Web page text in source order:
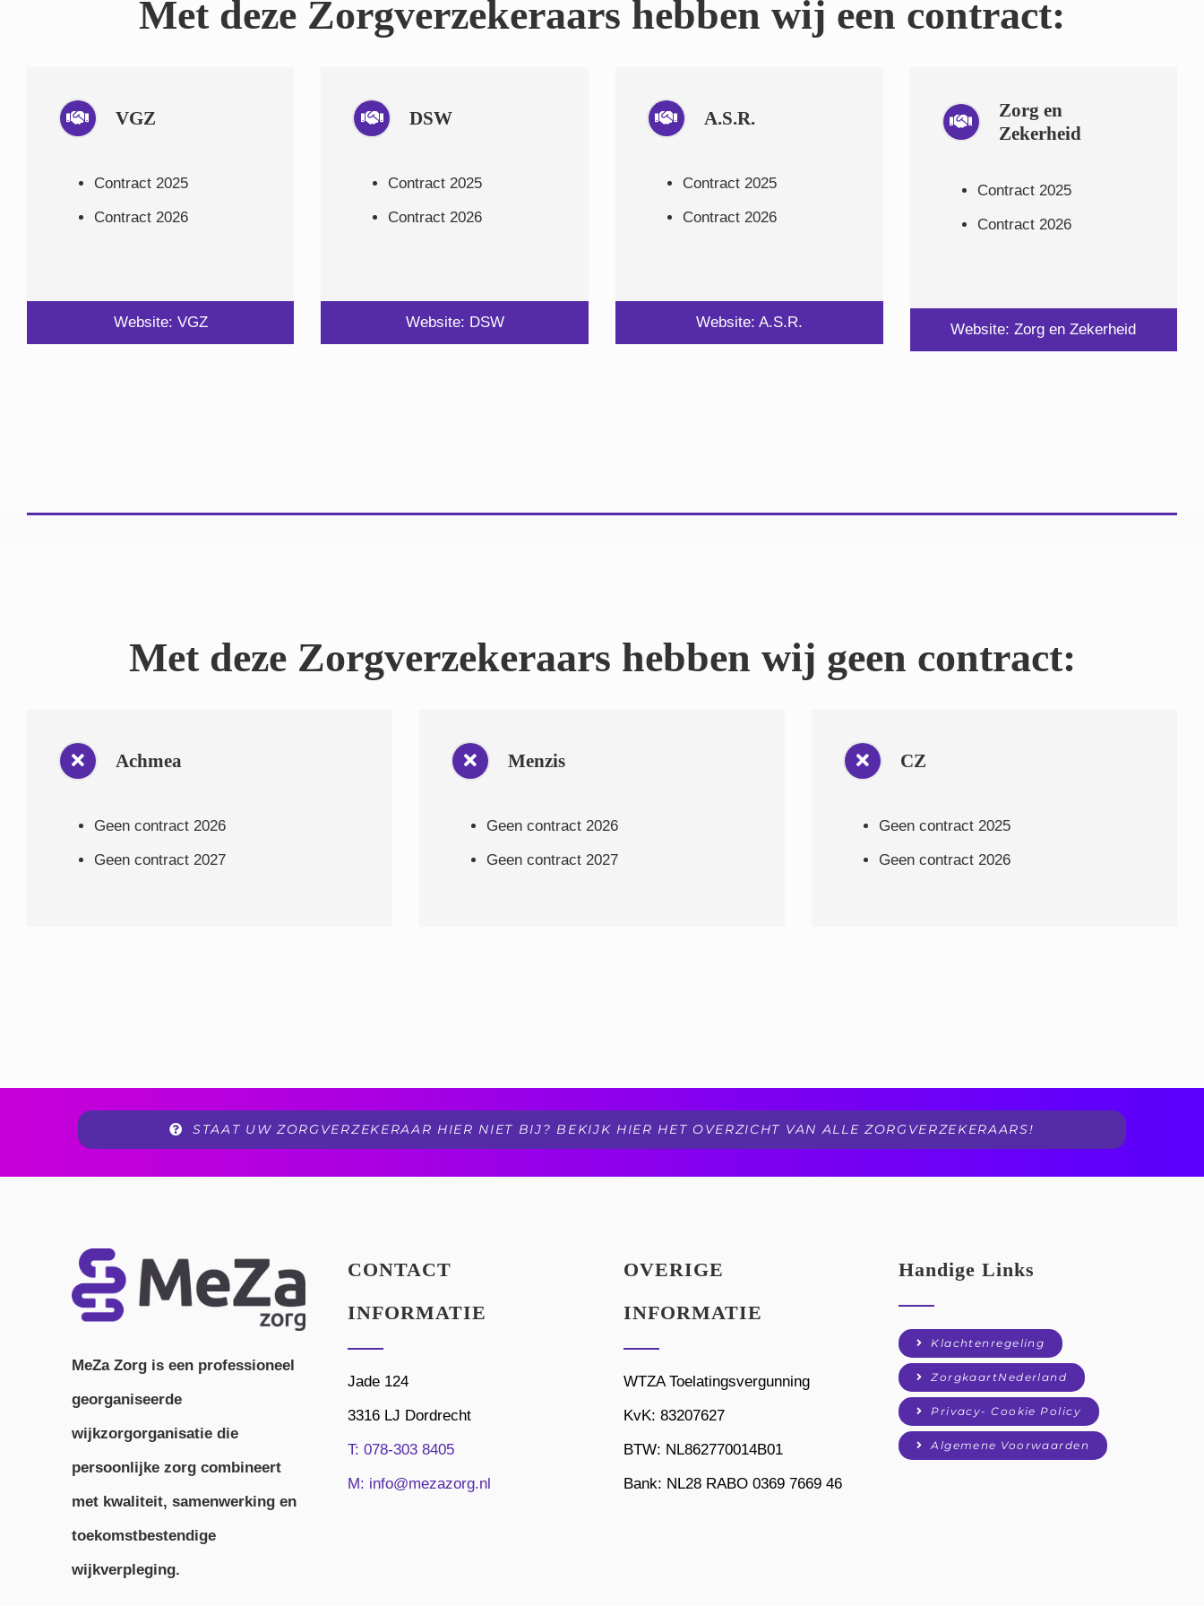
Met deze Zorgverzekeraars hebben wij een contract:
VGZ
Contract 2025
Contract 2026
Website: VGZ
DSW
Contract 2025
Contract 2026
Website: DSW
A.S.R.
Contract 2025
Contract 2026
Website: A.S.R.
Zorg en
Zekerheid
Contract 2025
Contract 2026
Website: Zorg en Zekerheid
Met deze Zorgverzekeraars hebben wij geen contract:
Achmea
Geen contract 2026
Geen contract 2027
Menzis
Geen contract 2026
Geen contract 2027
CZ
Geen contract 2025
Geen contract 2026
STAAT UW ZORGVERZEKERAAR HIER NIET BIJ? BEKIJK HIER HET OVERZICHT VAN ALLE ZORGVERZEKERAARS!
MeZa Zorg is een professioneel
georganiseerde
wijkzorgorganisatie die
persoonlijke zorg combineert
met kwaliteit, samenwerking en
toekomstbestendige
wijkverpleging.
CONTACT
INFORMATIE
Jade 124
3316 LJ Dordrecht
T: 078-303 8405
M: info@mezazorg.nl
OVERIGE
INFORMATIE
WTZA Toelatingsvergunning
KvK: 83207627
BTW: NL862770014B01
Bank: NL28 RABO 0369 7669 46
Handige Links
Klachtenregeling
ZorgkaartNederland
Privacy- Cookie Policy
Algemene Voorwaarden